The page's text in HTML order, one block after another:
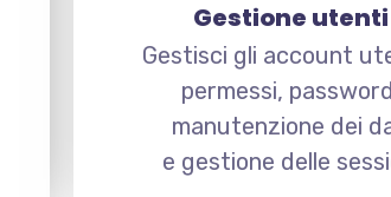
Gestione utenti
Gestisci gli account
permessi,
manutenzione dei
e gestione delle